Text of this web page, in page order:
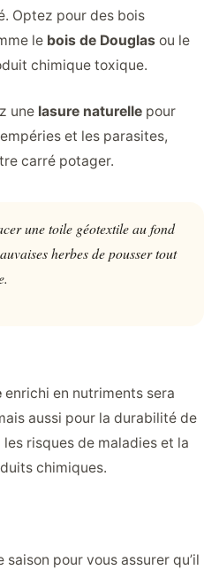
Optez pour des bois
le bois de Douglas ou le
chimique toxique.
une lasure naturelle pour
et les parasites,
carré potager.
une toile géotextile au fond
herbes de pousser tout
enrichi en nutriments sera
aussi pour la durabilité de
risques de maladies et la
chimiques.
pour vous assurer qu’il